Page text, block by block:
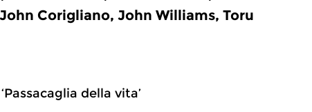
Corigliano, John Williams, Toru
della vita’